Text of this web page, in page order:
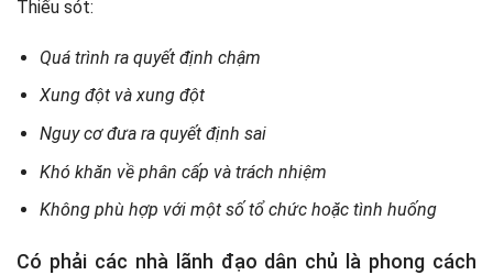
Thiếu sót:
Quá trình ra quyết định chậm
Xung đột và xung đột
Nguy cơ đưa ra quyết định sai
Khó khăn về phân cấp và trách nhiệm
Không phù hợp với một số tổ chức hoặc tình huống
Có phải các nhà lãnh đạo dân chủ là phong cách